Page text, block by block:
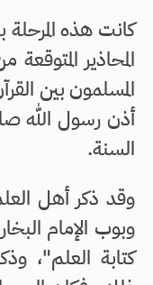
كانت هذه
المحاذير
المسلمون بين
أذن رسول الله
السنة.
وقد ذكر أهل
وبوب الإمام
كتابة العلم"،